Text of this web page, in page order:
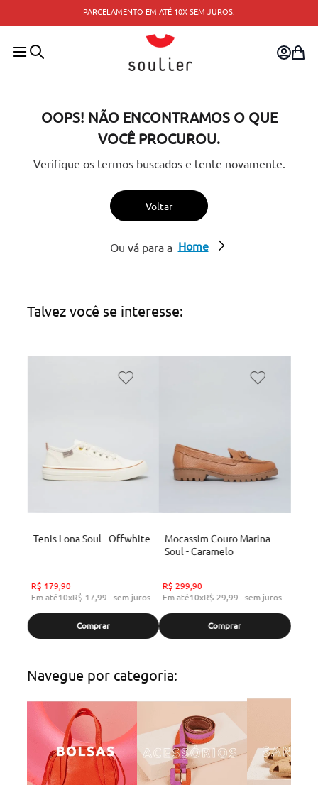
PARCELAMENTO EM ATÉ 10X SEM JUROS.
OOPS! NÃO ENCONTRAMOS O QUE
VOCÊ PROCUROU.
Verifique os termos buscados e tente novamente.
Voltar
Ou vá para a Home
Talvez você se interesse:
Tenis Lona Soul - Offwhite
R$ 179,90
Em até10xR$ 17,99 sem juros
Comprar
Mocassim Couro Marina
Soul - Caramelo
R$ 299,90
Em até10xR$ 29,99 sem juros
Comprar
Navegue por categoria: